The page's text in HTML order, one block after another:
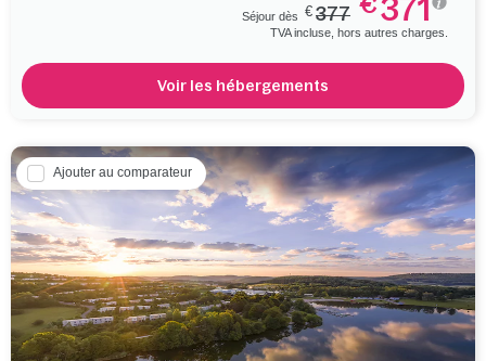
Séjour dès € 377 371
TVA incluse, hors autres charges.
Voir les hébergements
Ajouter au comparateur